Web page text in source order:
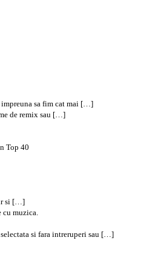
impreuna sa fim cat mai […]
de remix sau […]
Top 40
si […]
cu muzica.
si fara intreruperi sau […]